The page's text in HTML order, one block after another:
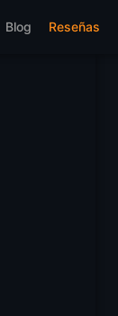
Blog Reseñas